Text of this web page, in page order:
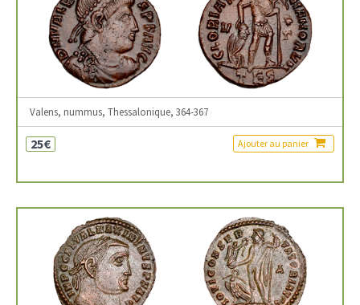
Valens, nummus, Thessalonique, 364-367
25€ Ajouter au panier